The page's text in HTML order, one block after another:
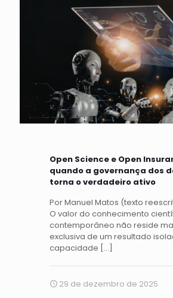
Open Science e Open
quando a governança dos
torna o verdadeiro ativo
Por Manuel Matos (texto
O valor do conhecimento
contemporâneo não reside
exclusiva de um resultado
capacidade […]
29 de dezembro de 2025